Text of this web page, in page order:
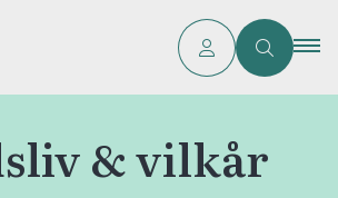
& vilkår